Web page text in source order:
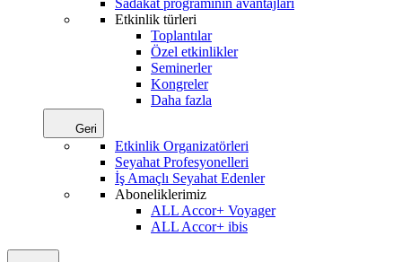
Sadakat programının avantajları
Etkinlik türleri
Toplantılar
Özel etkinlikler
Seminerler
Kongreler
Daha fazla
Geri
Etkinlik Organizatörleri
Seyahat Profesyonelleri
İş Amaçlı Seyahat Edenler
Aboneliklerimiz
ALL Accor+ Voyager
ALL Accor+ ibis